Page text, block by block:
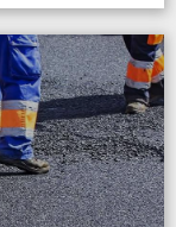
парк. Фото:
[…]